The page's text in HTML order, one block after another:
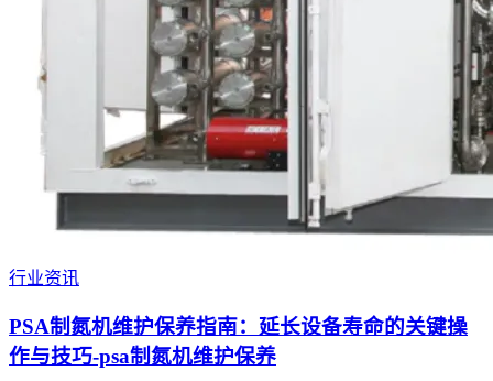
行业资讯
PSA制氮机维护保养指南：延长设备寿命的关键操
作与技巧-psa制氮机维护保养